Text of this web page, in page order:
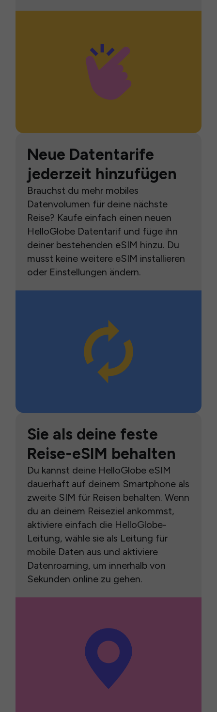
Neue Datentarife
jederzeit hinzufügen
Brauchst du mehr mobiles
Datenvolumen für deine nächste
Reise? Kaufe einfach einen neuen
HelloGlobe Datentarif und füge ihn
deiner bestehenden eSIM hinzu. Du
musst keine weitere eSIM installieren
oder Einstellungen ändern.
Sie als deine feste
Reise-eSIM behalten
Du kannst deine HelloGlobe eSIM
dauerhaft auf deinem Smartphone als
zweite SIM für Reisen behalten. Wenn
du an deinem Reiseziel ankommst,
aktiviere einfach die HelloGlobe-
Leitung, wähle sie als Leitung für
mobile Daten aus und aktiviere
Datenroaming, um innerhalb von
Sekunden online zu gehen.